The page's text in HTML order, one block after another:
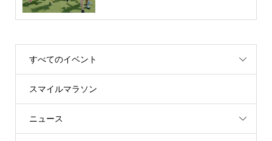
すべてのイベント
スマイルマラソン
ニュース